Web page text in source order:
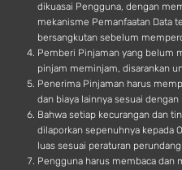
dikuasai Pengguna, dengan
mekanisme Pemanfaatan Data
bersangkutan sebelum
Pemberi Pinjaman yang belum
pinjam meminjam, disarankan
Penerima Pinjaman harus
dan biaya lainnya sesuai
Bahwa setiap kecurangan dan
dilaporkan sepenuhnya kepada
luas sesuai peraturan
Pengguna harus membaca dan